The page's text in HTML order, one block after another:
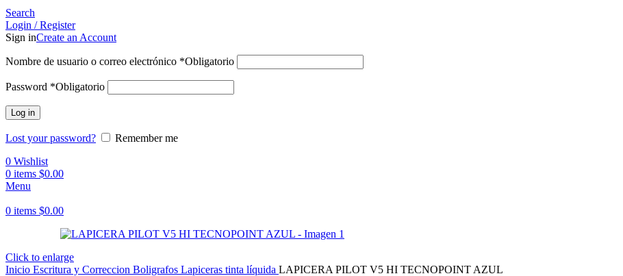
Search
Login / Register
Sign inCreate an Account
Nombre de usuario o correo electrónico *Obligatorio
Password *Obligatorio
Log in
Lost your password?
Remember me
0 Wishlist
0 items $0.00
Menu
0 items $0.00
Click to enlarge
Inicio Escritura y Correccion Boligrafos Lapiceras tinta líquida LAPICERA PILOT V5 HI TECNOPOINT AZUL